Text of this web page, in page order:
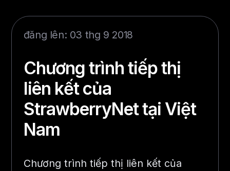
đăng lên: 03 thg 9 2018
Chương trình tiếp thị
liên kết của
StrawberryNet tại Việt
Nam
Chương trình tiếp thị liên kết của